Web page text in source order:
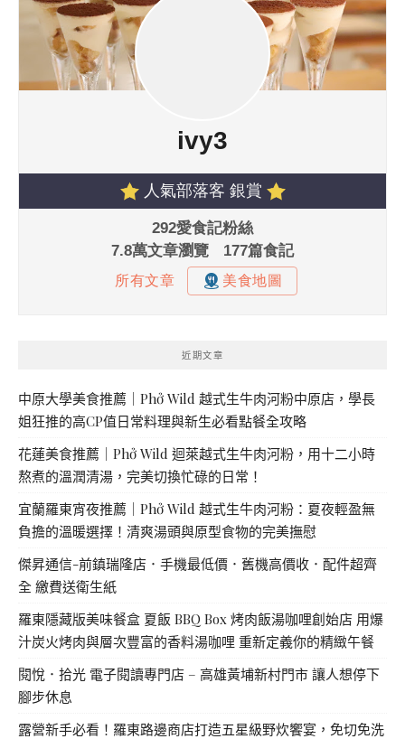
近期文章
中原大學美食推薦｜Phở Wild 越式生牛肉河粉中原店，學長
姐狂推的高CP值日常料理與新生必看點餐全攻略
花蓮美食推薦｜Phở Wild 迴萊越式生牛肉河粉，用十二小時
熬煮的溫潤清湯，完美切換忙碌的日常！
宜蘭羅東宵夜推薦｜Phở Wild 越式生牛肉河粉：夏夜輕盈無
負擔的溫暖選擇！清爽湯頭與原型食物的完美撫慰
傑昇通信-前鎮瑞隆店．手機最低價．舊機高價收．配件超齊
全 繳費送衛生紙
羅東隱藏版美味餐盒 夏飯 BBQ Box 烤肉飯湯咖哩創始店 用爆
汁炭火烤肉與層次豐富的香料湯咖哩 重新定義你的精緻午餐
閱悅．拾光 電子閱讀專門店 – 高雄黃埔新村門市 讓人想停下
腳步休息
露營新手必看！羅東路邊商店打造五星級野炊饗宴，免切免洗